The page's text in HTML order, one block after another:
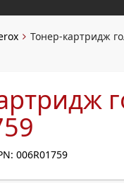
Тонер-картридж
006R01759